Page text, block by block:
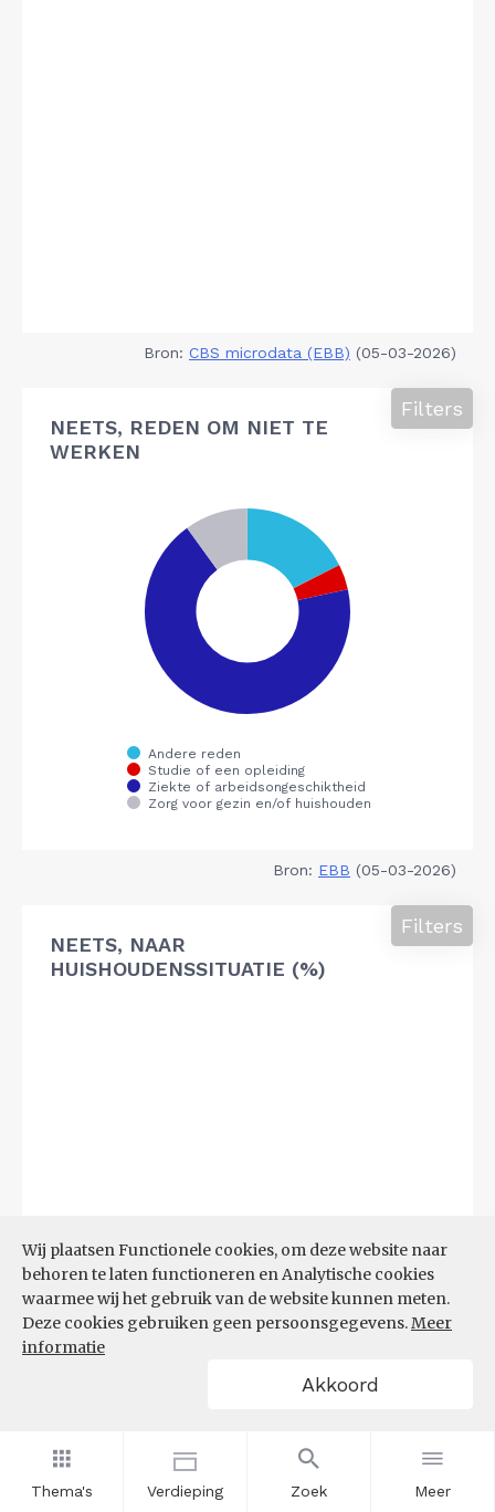
Thema's Verdieping Zoek Meer
Wij plaatsen Functionele cookies, om deze website naar
behoren te laten functioneren en Analytische cookies
waarmee wij het gebruik van de website kunnen meten.
Deze cookies gebruiken geen persoonsgegevens.Meer
informatie
Akkoord
Bron: CBS microdata (EBB) (05-03-2026)
NEETS, REDEN OM NIET TE
WERKEN
Filters
Bron: EBB (05-03-2026)
NEETS, NAAR
HUISHOUDENSSITUATIE (%)
Filters
CBS microdata (EBB)(09-03-2026)
AANDEEL NEETS NAAR REGIO
(%)